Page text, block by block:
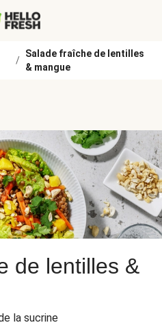
/
Salade fraîche de lentilles
& mangue
de lentilles &
la sucrine